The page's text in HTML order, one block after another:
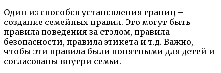
Один из способов установления границ –
создание семейных правил. Это могут быть
правила поведения за столом, правила
безопасности, правила этикета и т.д. Важно,
чтобы эти правила были понятными для детей и
согласованы внутри семьи.